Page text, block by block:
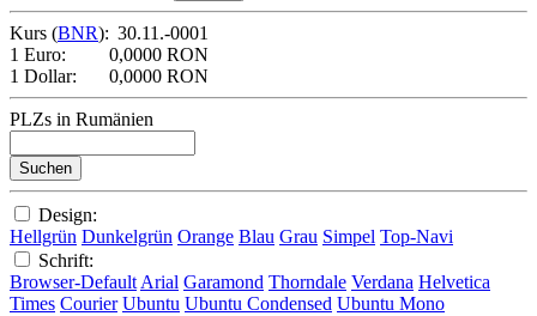
Kurs (BNR): 30.11.-0001
1 Euro:
0,0000 RON
1 Dollar:
0,0000 RON
PLZs in Rumänien
Design:
Hellgrün Dunkelgrün Orange Blau Grau Simpel Top-Navi
Schrift:
Browser-Default Arial Garamond Thorndale Verdana Helvetica
Times Courier Ubuntu Ubuntu Condensed Ubuntu Mono